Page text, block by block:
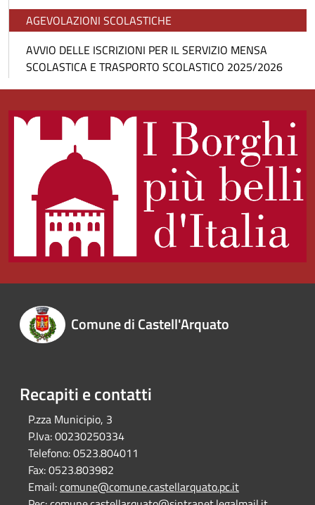
AGEVOLAZIONI SCOLASTICHE
AVVIO DELLE ISCRIZIONI PER IL SERVIZIO MENSA
SCOLASTICA E TRASPORTO SCOLASTICO 2025/2026
Comune di Castell'Arquato
Recapiti e contatti
P.zza Municipio, 3
P.Iva:00230250334
Telefono:0523.804011
Fax:0523.803982
Email:comune@comune.castellarquato.pc.it